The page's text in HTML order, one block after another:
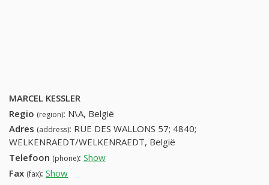
MARCEL KESSLER
Regio (region): N\A, België
Adres (address): RUE DES WALLONS 57; 4840;
WELKENRAEDT/WELKENRAEDT, België
Telefoon (phone): Show
Fax (fax): Show